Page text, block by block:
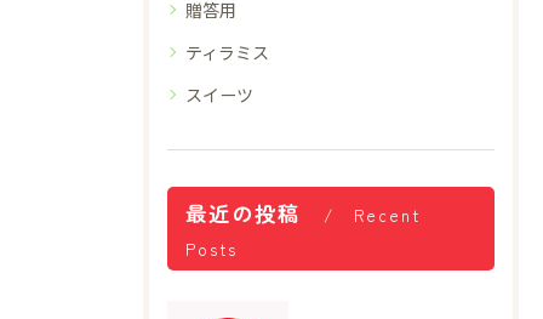
贈答用
ティラミス
スイーツ
最近の投稿
Recent
Posts